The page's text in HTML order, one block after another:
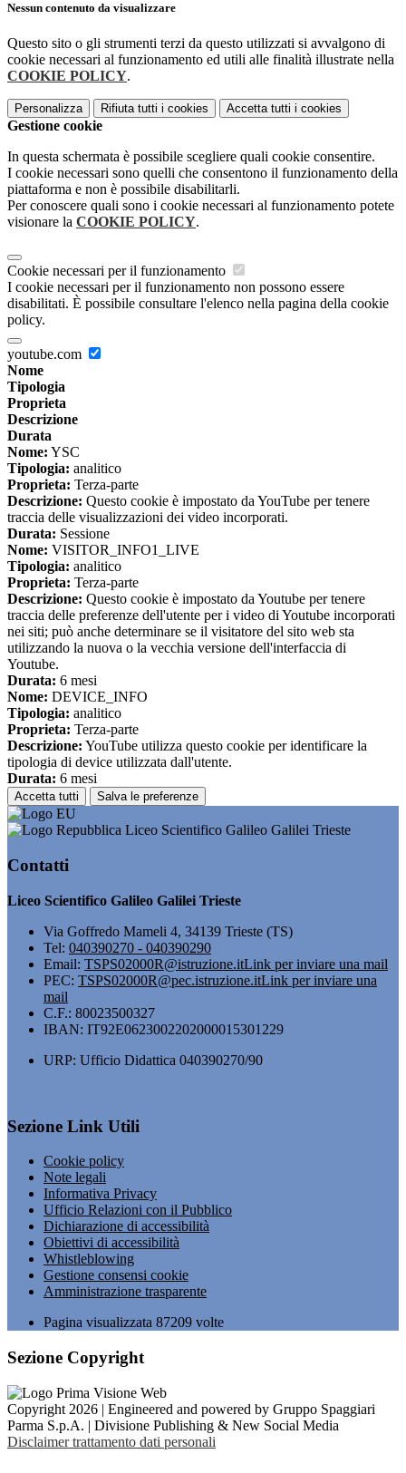
Nessun contenuto da visualizzare
Questo sito o gli strumenti terzi da questo utilizzati si avvalgono di
cookie necessari al funzionamento ed utili alle finalità illustrate nella
COOKIE POLICY.
Personalizza Rifiuta tutti i cookies Accetta tutti i cookies
Gestione cookie
In questa schermata è possibile scegliere quali cookie consentire.
I cookie necessari sono quelli che consentono il funzionamento della
piattaforma e non è possibile disabilitarli.
Per conoscere quali sono i cookie necessari al funzionamento potete
visionare la COOKIE POLICY.
Cookie necessari per il funzionamento
I cookie necessari per il funzionamento non possono essere
disabilitati. È possibile consultare l'elenco nella pagina della cookie
policy.
youtube.com
Nome
Tipologia
Proprieta
Descrizione
Durata
Nome: YSC
Tipologia: analitico
Proprieta: Terza-parte
Descrizione: Questo cookie è impostato da YouTube per tenere
traccia delle visualizzazioni dei video incorporati.
Durata: Sessione
Nome: VISITOR_INFO1_LIVE
Tipologia: analitico
Proprieta: Terza-parte
Descrizione: Questo cookie è impostato da Youtube per tenere
traccia delle preferenze dell'utente per i video di Youtube incorporati
nei siti; può anche determinare se il visitatore del sito web sta
utilizzando la nuova o la vecchia versione dell'interfaccia di
Youtube.
Durata: 6 mesi
Nome: DEVICE_INFO
Tipologia: analitico
Proprieta: Terza-parte
Descrizione: YouTube utilizza questo cookie per identificare la
tipologia di device utilizzata dall'utente.
Durata: 6 mesi
Accetta tutti Salva le preferenze
Liceo Scientifico Galileo Galilei Trieste
Contatti
Liceo Scientifico Galileo Galilei Trieste
Via Goffredo Mameli 4, 34139 Trieste (TS)
Tel: 040390270 - 040390290
Email: TSPS02000R@istruzione.itLink per inviare una mail
PEC: TSPS02000R@pec.istruzione.itLink per inviare una
mail
C.F.: 80023500327
IBAN: IT92E0623002202000015301229
URP: Ufficio Didattica 040390270/90
Sezione Link Utili
Cookie policy
Note legali
Informativa Privacy
Ufficio Relazioni con il Pubblico
Dichiarazione di accessibilità
Obiettivi di accessibilità
Whistleblowing
Gestione consensi cookie
Amministrazione trasparente
Pagina visualizzata 87209 volte
Sezione Copyright
Copyright 2026 | Engineered and powered by Gruppo Spaggiari
Parma S.p.A. | Divisione Publishing & New Social Media
Disclaimer trattamento dati personali